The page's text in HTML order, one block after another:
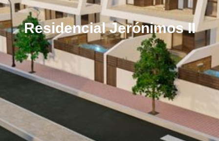
Residencial Jerónimos II